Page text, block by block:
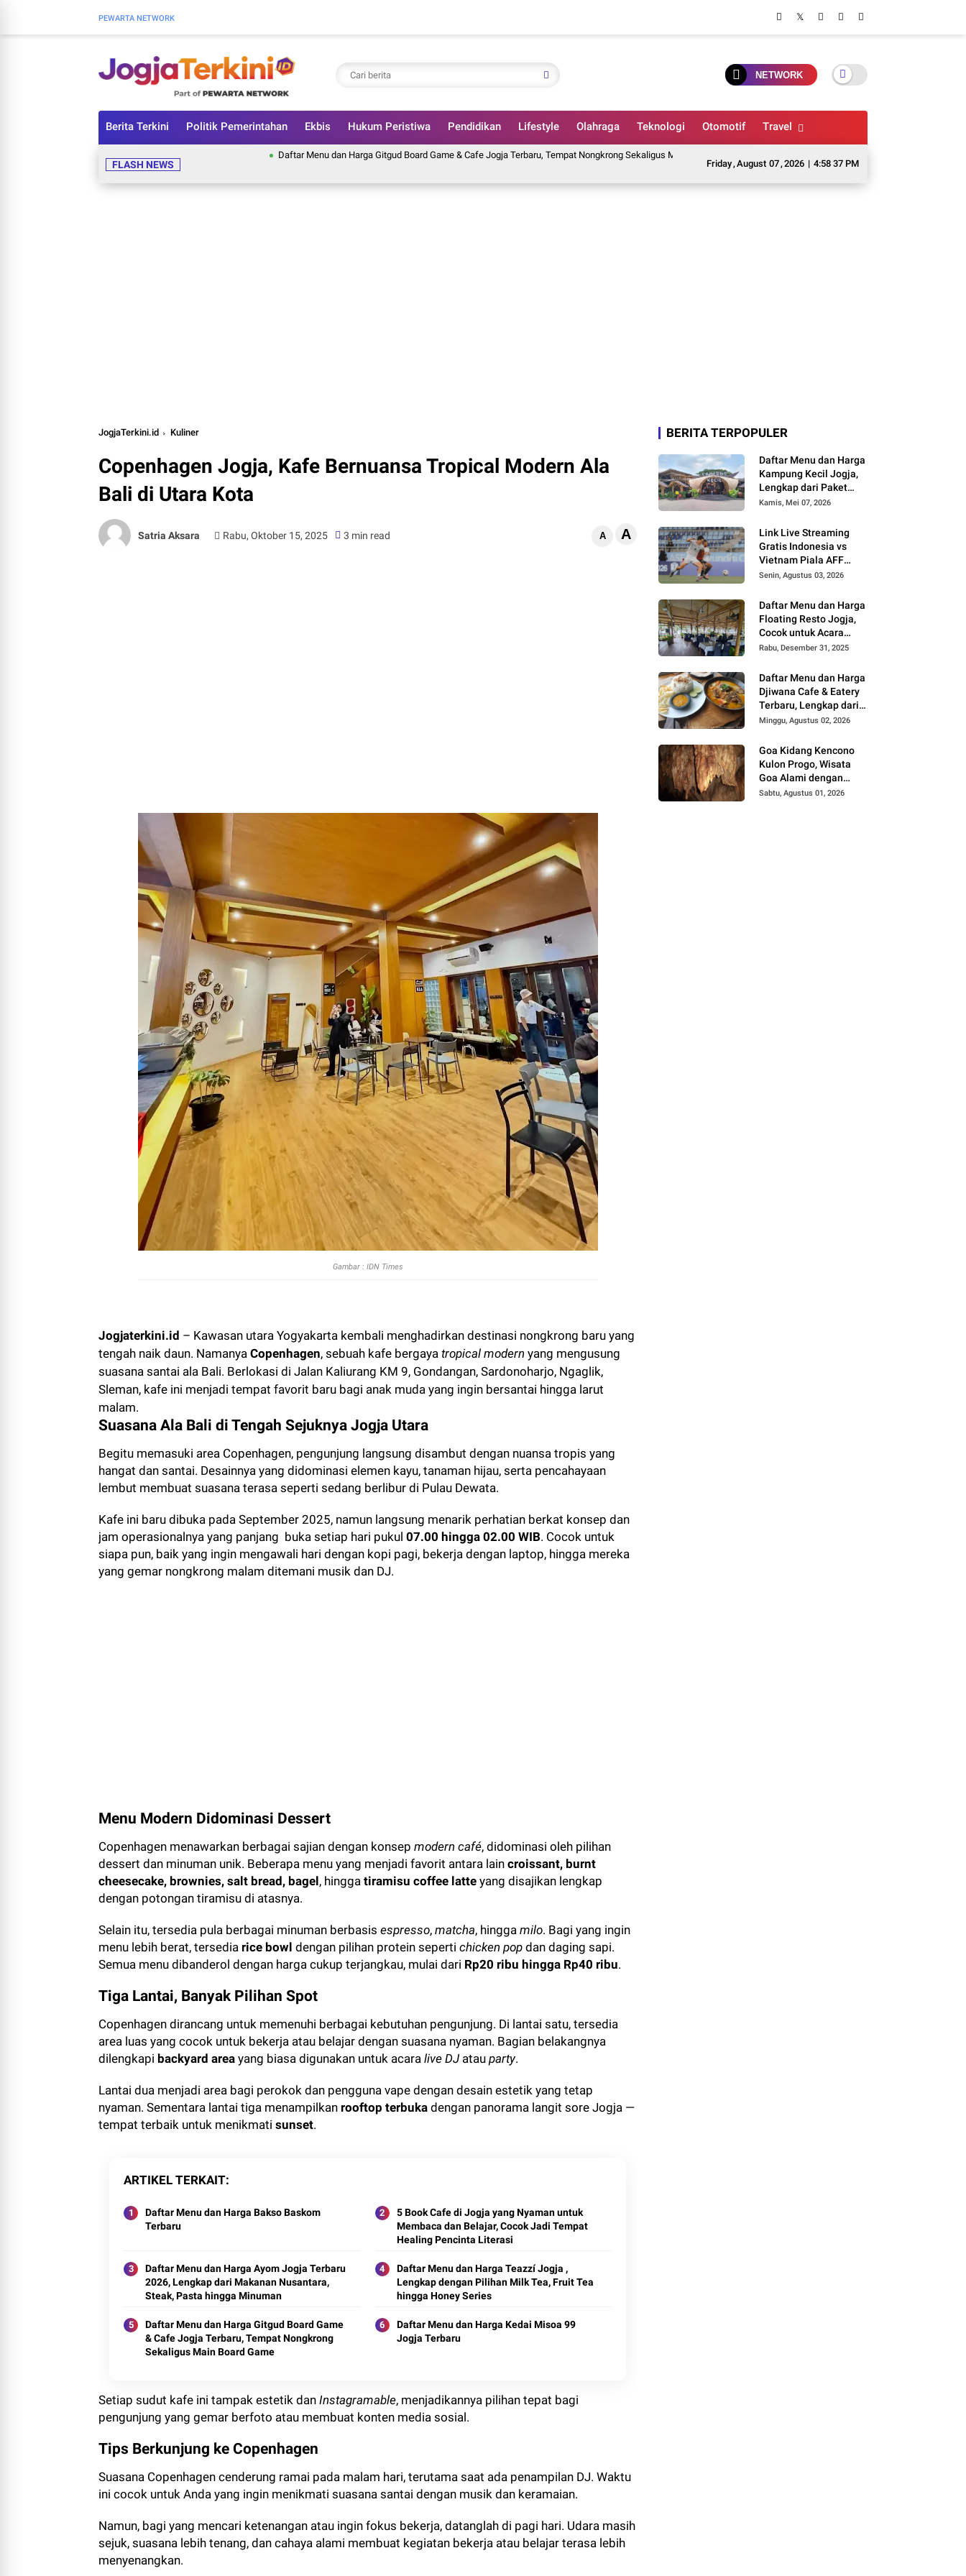
PEWARTA NETWORK
NETWORK
Berita Terkini Politik Pemerintahan Ekbis Hukum Peristiwa Pendidikan Lifestyle Olahraga Teknologi Otomotif Travel
Friday,August 07,2026 | 4:58 38 PM
FLASH NEWS
Daftar Menu dan Harga Gitgud Board Game & Cafe Jogja Terbaru, Tempat Nongkrong Sekaligus Main Board Game
JogjaTerkini.id Kuliner
Copenhagen Jogja, Kafe Bernuansa Tropical Modern Ala
Bali di Utara Kota
Satria Aksara Rabu, Oktober 15, 2025 3 min read A A
Gambar : IDN Times
Jogjaterkini.id – Kawasan utara Yogyakarta kembali menghadirkan destinasi nongkrong baru yang
tengah naik daun. Namanya Copenhagen, sebuah kafe bergaya tropical modern yang mengusung
suasana santai ala Bali. Berlokasi di Jalan Kaliurang KM 9, Gondangan, Sardonoharjo, Ngaglik,
Sleman, kafe ini menjadi tempat favorit baru bagi anak muda yang ingin bersantai hingga larut
malam.
Suasana Ala Bali di Tengah Sejuknya Jogja Utara
Begitu memasuki area Copenhagen, pengunjung langsung disambut dengan nuansa tropis yang
hangat dan santai. Desainnya yang didominasi elemen kayu, tanaman hijau, serta pencahayaan
lembut membuat suasana terasa seperti sedang berlibur di Pulau Dewata.
Kafe ini baru dibuka pada September 2025, namun langsung menarik perhatian berkat konsep dan
jam operasionalnya yang panjang buka setiap hari pukul 07.00 hingga 02.00 WIB. Cocok untuk
siapa pun, baik yang ingin mengawali hari dengan kopi pagi, bekerja dengan laptop, hingga mereka
yang gemar nongkrong malam ditemani musik dan DJ.
Menu Modern Didominasi Dessert
Copenhagen menawarkan berbagai sajian dengan konsep modern café, didominasi oleh pilihan
dessert dan minuman unik. Beberapa menu yang menjadi favorit antara lain croissant, burnt
cheesecake, brownies, salt bread, bagel, hingga tiramisu coffee latte yang disajikan lengkap
dengan potongan tiramisu di atasnya.
Selain itu, tersedia pula berbagai minuman berbasis espresso, matcha, hingga milo. Bagi yang ingin
menu lebih berat, tersedia rice bowl dengan pilihan protein seperti chicken pop dan daging sapi.
Semua menu dibanderol dengan harga cukup terjangkau, mulai dari Rp20 ribu hingga Rp40 ribu.
Tiga Lantai, Banyak Pilihan Spot
Copenhagen dirancang untuk memenuhi berbagai kebutuhan pengunjung. Di lantai satu, tersedia
area luas yang cocok untuk bekerja atau belajar dengan suasana nyaman. Bagian belakangnya
dilengkapi backyard area yang biasa digunakan untuk acara live DJ atau party.
Lantai dua menjadi area bagi perokok dan pengguna vape dengan desain estetik yang tetap
nyaman. Sementara lantai tiga menampilkan rooftop terbuka dengan panorama langit sore Jogja —
tempat terbaik untuk menikmati sunset.
ARTIKEL TERKAIT
Daftar Menu dan Harga Bakso Baskom
Terbaru
5 Book Cafe di Jogja yang Nyaman untuk
Membaca dan Belajar, Cocok Jadi Tempat
Healing Pencinta Literasi
Daftar Menu dan Harga Ayom Jogja Terbaru
2026, Lengkap dari Makanan Nusantara,
Steak, Pasta hingga Minuman
Daftar Menu dan Harga Teazzí Jogja ,
Lengkap dengan Pilihan Milk Tea, Fruit Tea
hingga Honey Series
Daftar Menu dan Harga Gitgud Board Game
& Cafe Jogja Terbaru, Tempat Nongkrong
Sekaligus Main Board Game
Daftar Menu dan Harga Kedai Misoa 99
Jogja Terbaru
Setiap sudut kafe ini tampak estetik dan Instagramable, menjadikannya pilihan tepat bagi
pengunjung yang gemar berfoto atau membuat konten media sosial.
Tips Berkunjung ke Copenhagen
Suasana Copenhagen cenderung ramai pada malam hari, terutama saat ada penampilan DJ. Waktu
ini cocok untuk Anda yang ingin menikmati suasana santai dengan musik dan keramaian.
Namun, bagi yang mencari ketenangan atau ingin fokus bekerja, datanglah di pagi hari. Udara masih
sejuk, suasana lebih tenang, dan cahaya alami membuat kegiatan bekerja atau belajar terasa lebih
menyenangkan.
BERITA TERPOPULER
Daftar Menu dan Harga
Kampung Kecil Jogja,
Lengkap dari Paket
Nasi hingga Minuman
Kamis, Mei 07, 2026
Link Live Streaming
Gratis Indonesia vs
Vietnam Piala AFF
2026
Senin, Agustus 03, 2026
Daftar Menu dan Harga
Floating Resto Jogja,
Cocok untuk Acara
Keluarga dan
Rabu, Desember 31, 2025
Daftar Menu dan Harga
Djiwana Cafe & Eatery
Terbaru, Lengkap dari
Croissant, Pizza hingga
Minggu, Agustus 02, 2026
Goa Kidang Kencono
Kulon Progo, Wisata
Goa Alami dengan
Sungai Bawah Tanah
Sabtu, Agustus 01, 2026